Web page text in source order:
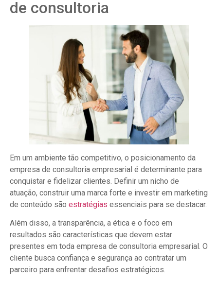
de consultoria
Em um ambiente tão competitivo, o posicionamento da
empresa de consultoria empresarial é determinante para
conquistar e fidelizar clientes. Definir um nicho de
atuação, construir uma marca forte e investir em marketing
de conteúdo são estratégias essenciais para se destacar.
Além disso, a transparência, a ética e o foco em
resultados são características que devem estar
presentes em toda empresa de consultoria empresarial. O
cliente busca confiança e segurança ao contratar um
parceiro para enfrentar desafios estratégicos.